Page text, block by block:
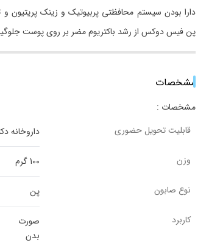
دارا بودن سیستم محافظتی پربیوتیک و زینک
پن فیس دوکس از رشد باکتریوم مضر بر روی پوست
مشخصات
مشخصات :
قابلیت تحویل حضوری
داروخانه
وزن 100 گرم
نوع صابون پن
کاربرد
صورت
بدن